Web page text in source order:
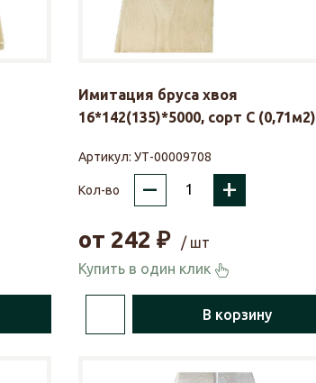
Имитация бруса хвоя
16*142(135)*5000, сорт С (0,71м2)
Артикул: УТ-00009708
Кол-во – +
от 242 ₽
/ шт
Купить в один клик
В корзину